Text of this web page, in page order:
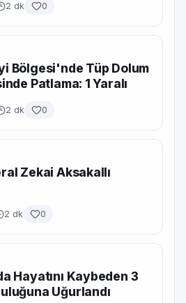
2 dk 0
Bölgesi'nde Tüp Dolum
Patlama: 1 Yaralı
2 dk 0
Zekai Aksakallı
2 dk 0
Hayatını Kaybeden 3
Uğurlandı